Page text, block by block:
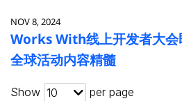
NOV 8, 2024
Works With线上开发者大会
全球活动内容精髓
Show 10 per page